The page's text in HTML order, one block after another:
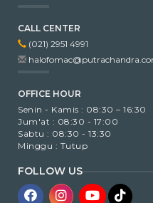
CALL CENTER
(021) 2951 4991
OFFICE HOUR
Senin - Kamis : 08:30 – 16:30
Jum'at : 08:30 - 17:00
Sabtu : 08:30 - 13:30
Minggu : Tutup
FOLLOW US